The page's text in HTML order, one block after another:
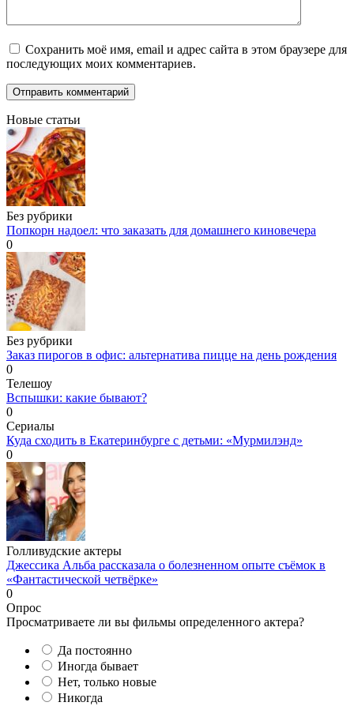
Сохранить моё имя, email и адрес сайта в этом браузере для
последующих моих комментариев.
Новые статьи
Без рубрики
Попкорн надоел: что заказать для домашнего киновечера
0
Без рубрики
Заказ пирогов в офис: альтернатива пицце на день рождения
0
Телешоу
Вспышки: какие бывают?
0
Сериалы
Куда сходить в Екатеринбурге с детьми: «Мурмилэнд»
0
Голливудские актеры
Джессика Альба рассказала о болезненном опыте съёмок в
«Фантастической четвёрке»
0
Опрос
Просматриваете ли вы фильмы определенного актера?
Да постоянно
Иногда бывает
Нет, только новые
Никогда